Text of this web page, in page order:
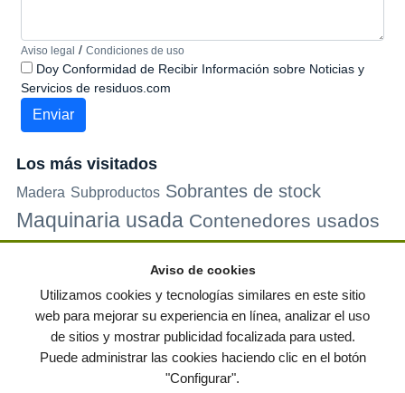
Aviso legal / Condiciones de uso
Doy Conformidad de Recibir Información sobre Noticias y
Servicios de residuos.com
Los más visitados
Madera Subproductos Sobrantes de stock
Maquinaria usada Contenedores usados
Palets de plastico Electrodomesticos
© residuos.com - Todos los derechos reservados Política de privacidad
Condiciones de uso|Contacto|Editores| Mapa web|Preguntas frecuentes
Publica tus anuncios gratis!
Aviso de cookies
Utilizamos cookies y tecnologías similares en este sitio
web para mejorar su experiencia en línea, analizar el uso
de sitios y mostrar publicidad focalizada para usted.
Puede administrar las cookies haciendo clic en el botón
"Configurar".